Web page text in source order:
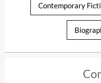
Contemporary